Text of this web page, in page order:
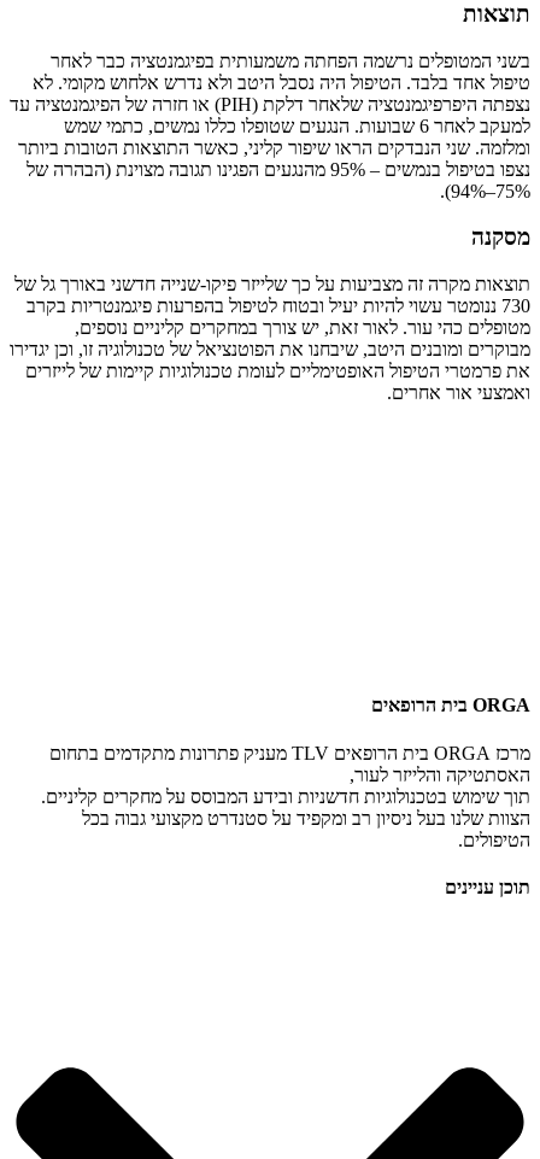
תוצאות
בשני המטופלים נרשמה הפחתה משמעותית בפיגמנטציה כבר לאחר
טיפול אחד בלבד. הטיפול היה נסבל היטב ולא נדרש אלחוש מקומי. לא
נצפתה היפרפיגמנטציה שלאחר דלקת (PIH) או חזרה של הפיגמנטציה עד
למעקב לאחר 6 שבועות. הנגעים שטופלו כללו נמשים, כתמי שמש
ומלזמה. שני הנבדקים הראו שיפור קליני, כאשר התוצאות הטובות ביותר
נצפו בטיפול בנמשים – 95% מהנגעים הפגינו תגובה מצוינת (הבהרה של
75%–94%).
מסקנה
תוצאות מקרה זה מצביעות על כך שלייזר פיקו-שנייה חדשני באורך גל של
730 ננומטר עשוי להיות יעיל ובטוח לטיפול בהפרעות פיגמנטריות בקרב
מטופלים כהי עור. לאור זאת, יש צורך במחקרים קליניים נוספים,
מבוקרים ומובנים היטב, שיבחנו את הפוטנציאל של טכנולוגיה זו, וכן יגדירו
את פרמטרי הטיפול האופטימליים לעומת טכנולוגיות קיימות של לייזרים
ואמצעי אור אחרים.
ORGA בית הרופאים
מרכז ORGA בית הרופאים TLV מעניק פתרונות מתקדמים בתחום
האסתטיקה והלייזר לעור,
תוך שימוש בטכנולוגיות חדשניות ובידע המבוסס על מחקרים קליניים.
הצוות שלנו בעל ניסיון רב ומקפיד על סטנדרט מקצועי גבוה בכל
הטיפולים.
תוכן עניינים